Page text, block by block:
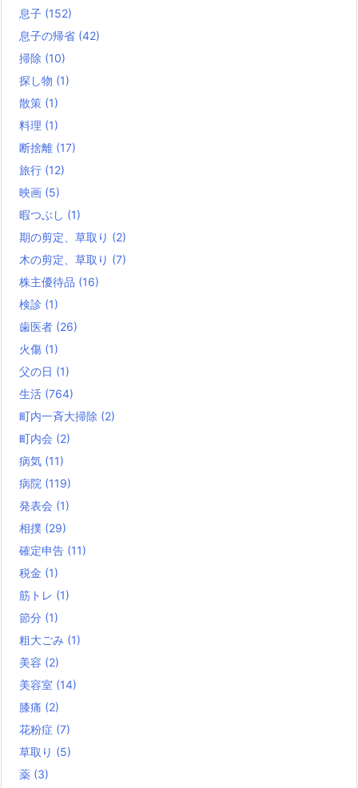
息子 (152)
息子の帰省 (42)
掃除 (10)
探し物 (1)
散策 (1)
料理 (1)
断捨離 (17)
旅行 (12)
映画 (5)
暇つぶし (1)
期の剪定、草取り (2)
木の剪定、草取り (7)
株主優待品 (16)
検診 (1)
歯医者 (26)
火傷 (1)
父の日 (1)
生活 (764)
町内一斉大掃除 (2)
町内会 (2)
病気 (11)
病院 (119)
発表会 (1)
相撲 (29)
確定申告 (11)
税金 (1)
筋トレ (1)
節分 (1)
粗大ごみ (1)
美容 (2)
美容室 (14)
膝痛 (2)
花粉症 (7)
草取り (5)
薬 (3)